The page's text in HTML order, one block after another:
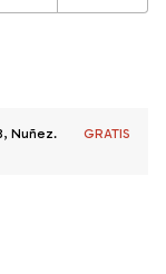
Nuñez.
GRATIS